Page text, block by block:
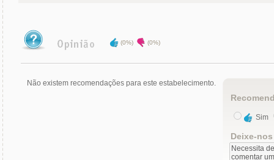
(0%) (0%)
Não existem recomendações para este estabelecimento.
Sim
Deixe-